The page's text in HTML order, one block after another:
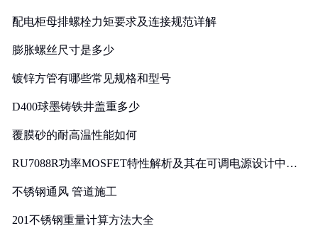
配电柜母排螺栓力矩要求及连接规范详解
膨胀螺丝尺寸是多少
镀锌方管有哪些常见规格和型号
D400球墨铸铁井盖重多少
覆膜砂的耐高温性能如何
RU7088R功率MOSFET特性解析及其在可调电源设计中的
不锈钢通风 管道施工
201不锈钢重量计算方法大全